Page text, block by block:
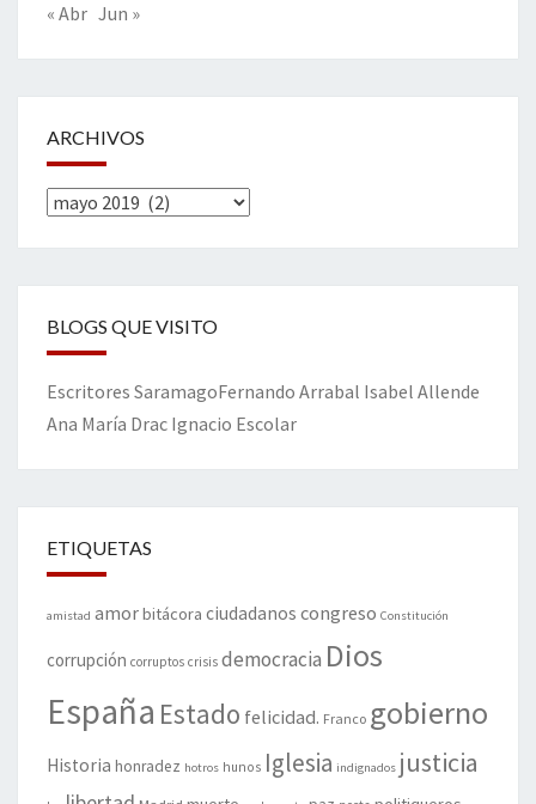
« Abr Jun »
ARCHIVOS
Archivos
BLOGS QUE VISITO
Escritores SaramagoFernando Arrabal Isabel Allende
Ana María Drac Ignacio Escolar
ETIQUETAS
amistad amorbitácora ciudadanos congreso Constitución
corrupción corruptos crisis democracia Dios
España Estado felicidad. Franco gobierno
Historia honradez hotros hunos Iglesia indignados justicia